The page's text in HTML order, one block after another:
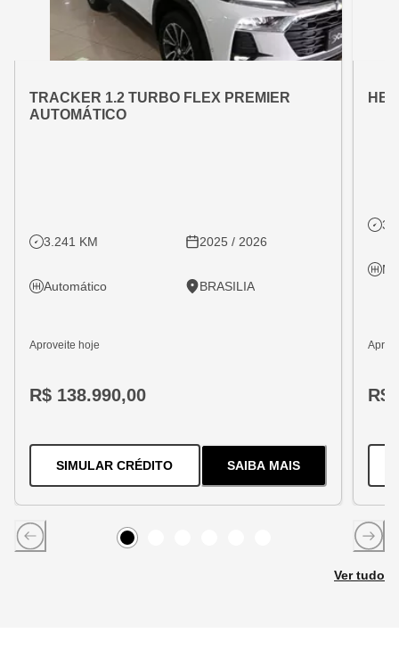
VARIANT:
TRACKER 1.2 TURBO FLEX PREMIER
AUTOMÁTICO
3.241 KM 2025 / 2026
Automático BRASILIA
Aproveite hoje
R$ 138.990,00
SIMULAR CRÉDITOPARA O TRACKER 1.2 TURBO FLEX
SAIBA MAIS
SOBRE
R$
Ver tudo